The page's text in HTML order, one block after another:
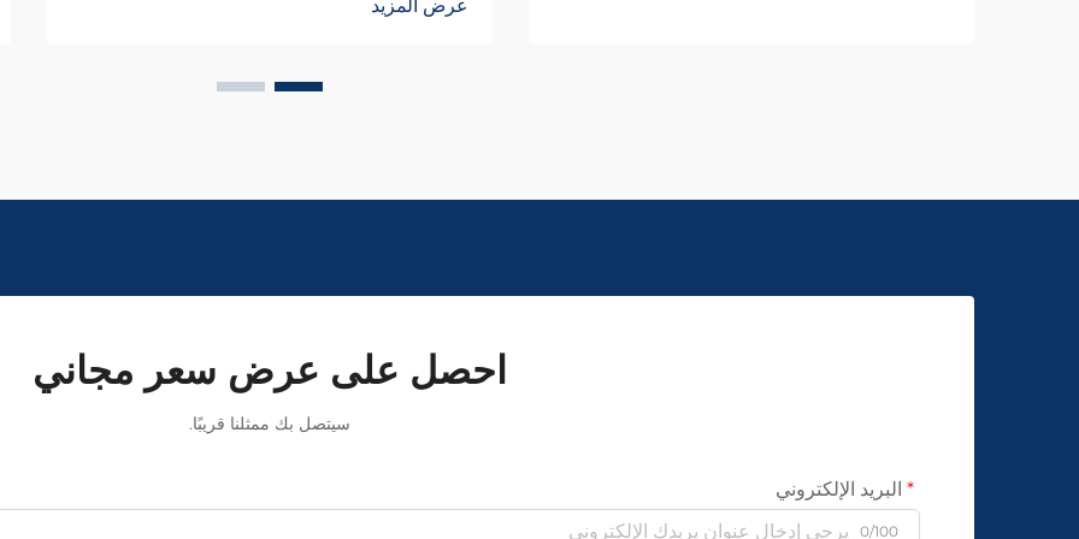
عرض المزيد
احصل على عرض سعر مجاني
سيتصل بك ممثلنا قريبًا.
البريد الإلكتروني
0/100